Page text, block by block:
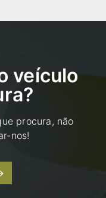
veículo
procura, não
nos!